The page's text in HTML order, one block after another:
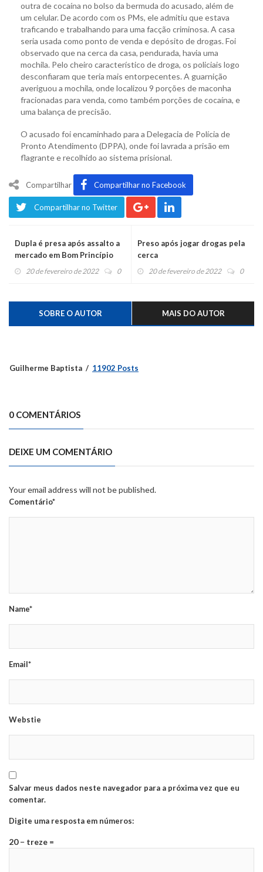
outra de cocaína no bolso da bermuda do acusado, além de
um celular. De acordo com os PMs, ele admitiu que estava
traficando e trabalhando para uma facção criminosa. A casa
seria usada como ponto de venda e depósito de drogas. Foi
observado que na cerca da casa, pendurada, havia uma
mochila. Pelo cheiro característico de droga, os policiais logo
desconfiaram que teria mais entorpecentes. A guarnição
averiguou a mochila, onde localizou 9 porções de maconha
fracionadas para venda, como também porções de cocaína, e
uma balança de precisão.
O acusado foi encaminhado para a Delegacia de Polícia de
Pronto Atendimento (DPPA), onde foi lavrada a prisão em
flagrante e recolhido ao sistema prisional.
Compartilhar Compartilhar no Facebook
Compartilhar no Twitter
Dupla é presa após assalto a
mercado em Bom Princípio
20 de fevereiro de 2022 0
Preso após jogar drogas pela
cerca
20 de fevereiro de 2022 0
SOBRE O AUTOR MAIS DO AUTOR
Guilherme Baptista 11902 Posts
0 COMENTÁRIOS
DEIXE UM COMENTÁRIO
Your email address will not be published.
Comentário*
Name*
Email*
Webstie
Salvar meus dados neste navegador para a próxima vez que eu
comentar.
Digite uma resposta em números:
20 − treze =